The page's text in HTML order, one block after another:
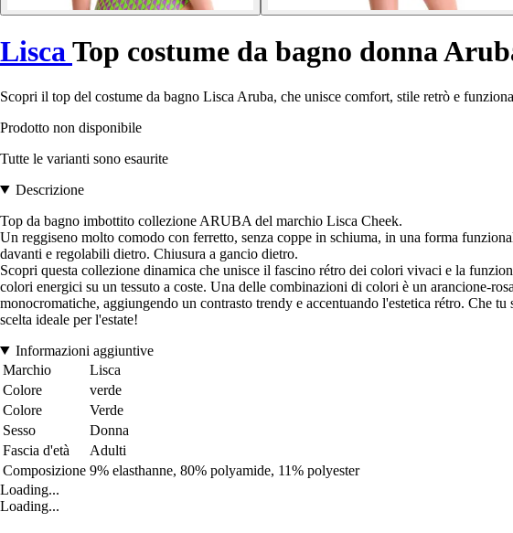
LiscaTop costume da bagno donna
Scopri il top del costume da bagno Lisca Aruba, che unisce comfort, stile retrò e
Prodotto non disponibile
Tutte le varianti sono esaurite
Descrizione
Top da bagno imbottito collezione ARUBA del marchio Lisca Cheek.
Un reggiseno molto comodo con ferretto, senza coppe in schiuma, in una forma
davanti e regolabili dietro. Chiusura a gancio dietro.
Scopri questa collezione dinamica che unisce il fascino rétro dei colori vivaci e la
colori energici su un tessuto a coste. Una delle combinazioni di colori è un arancione-
monocromatiche, aggiungendo un contrasto trendy e accentuando l'estetica rétro. Che
scelta ideale per l'estate!
Informazioni aggiuntive
Marchio
Lisca
Colore
verde
Colore
Verde
Sesso
Donna
Fascia d'età
Adulti
Composizione 9% elasthanne, 80% polyamide, 11% polyester
Loading...
Loading...